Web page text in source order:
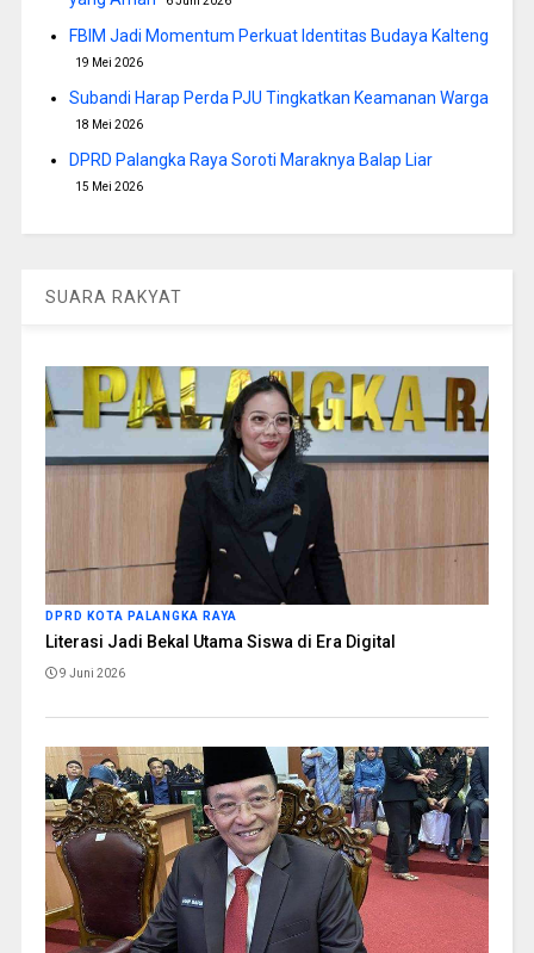
FBIM Jadi Momentum Perkuat Identitas Budaya Kalteng
19 Mei 2026
Subandi Harap Perda PJU Tingkatkan Keamanan Warga
18 Mei 2026
DPRD Palangka Raya Soroti Maraknya Balap Liar
15 Mei 2026
SUARA RAKYAT
DPRD KOTA PALANGKA RAYA
Literasi Jadi Bekal Utama Siswa di Era Digital
9 Juni 2026